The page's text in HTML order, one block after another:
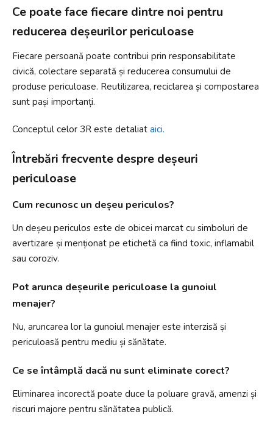
Ce poate face fiecare dintre noi pentru
reducerea deșeurilor periculoase
Fiecare persoană poate contribui prin responsabilitate
civică, colectare separată și reducerea consumului de
produse periculoase. Reutilizarea, reciclarea și compostarea
sunt pași importanți.
Conceptul celor 3R este detaliat aici.
Întrebări frecvente despre deșeuri
periculoase
Cum recunosc un deșeu periculos?
Un deșeu periculos este de obicei marcat cu simboluri de
avertizare și menționat pe etichetă ca fiind toxic, inflamabil
sau coroziv.
Pot arunca deșeurile periculoase la gunoiul
menajer?
Nu, aruncarea lor la gunoiul menajer este interzisă și
periculoasă pentru mediu și sănătate.
Ce se întâmplă dacă nu sunt eliminate corect?
Eliminarea incorectă poate duce la poluare gravă, amenzi și
riscuri majore pentru sănătatea publică.